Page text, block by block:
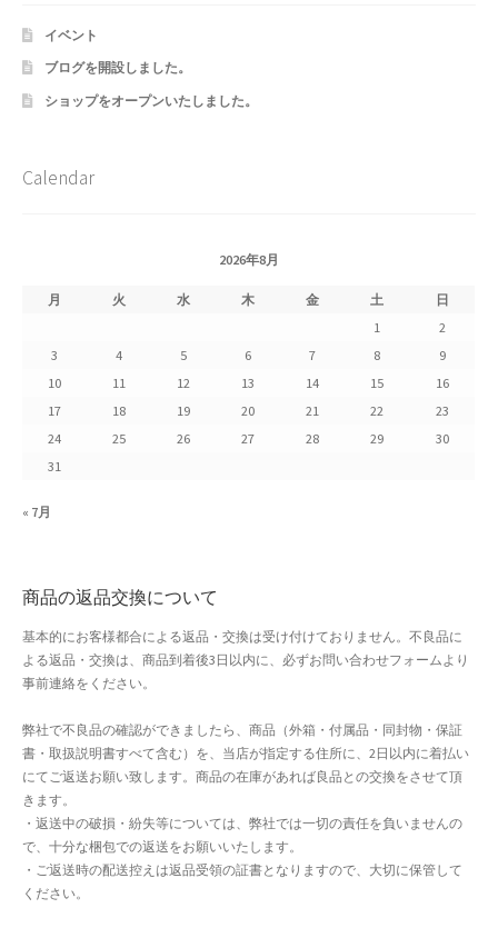
マイアカウント
マイアカウント
配送先住所
商品一覧
夏服ファッション特集
成人の日特集
支払い
敬老の日特集
新春・初売り特集
新着
イベント
ブログを開設しました。
ショップをオープンいたしました。
Calendar
2026年8月
月 火 水 木 金 土
日
1
2
3
4 5 6 7 8
9
10
11 12 13 14 15
16
17
18 19 20 21 22
23
24
25 26 27 28 29
30
31
« 7月
商品の返品交換について
基本的にお客様都合による返品・交換は受け付けておりません。不良品に
よる返品・交換は、商品到着後3日以内に、必ずお問い合わせフォームより
事前連絡をください。
弊社で不良品の確認ができましたら、商品（外箱・付属品・同封物・保証
書・取扱説明書すべて含む）を、当店が指定する住所に、2日以内に着払い
にてご返送お願い致します。商品の在庫があれば良品との交換をさせて頂
きます。
・返送中の破損・紛失等については、弊社では一切の責任を負いませんの
で、十分な梱包での返送をお願いいたします。
・ご返送時の配送控えは返品受領の証書となりますので、大切に保管して
ください。